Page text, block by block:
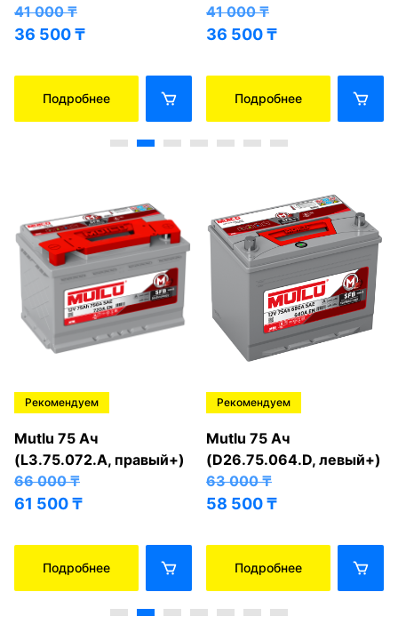
41 000₸
36 500₸
Подробнее
41 000₸
36 500₸
Подробнее
Рекомендуем
Mutlu 75 Ач
(L3.75.072.A, правый+)
66 000₸
61 500₸
Подробнее
Рекомендуем
Mutlu 75 Ач
(D26.75.064.D, левый+)
63 000₸
58 500₸
Подробнее